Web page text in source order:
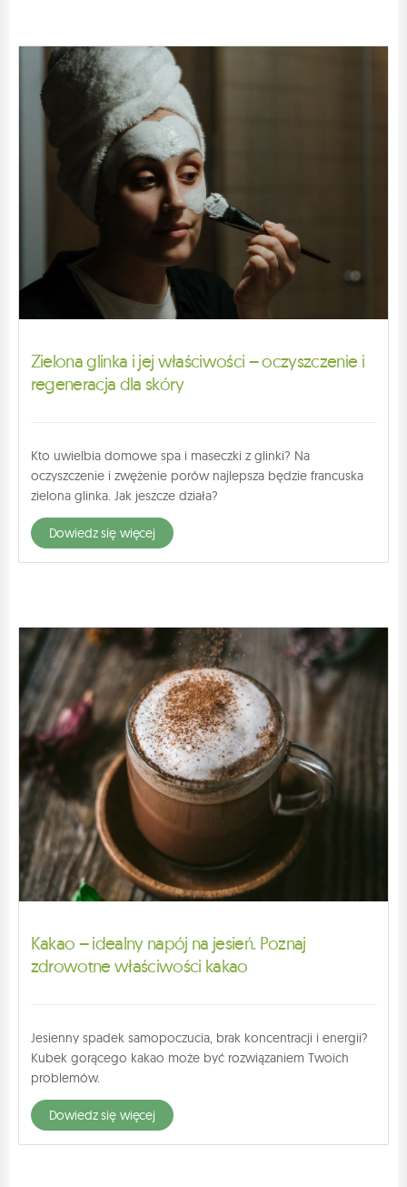
Zielona glinka i jej właściwości – oczyszczenie i
regeneracja dla skóry
Kto uwielbia domowe spa i maseczki z glinki? Na
oczyszczenie i zwężenie porów najlepsza będzie francuska
zielona glinka. Jak jeszcze działa?
dowiedz się więcej
Kakao – idealny napój na jesień. Poznaj
zdrowotne właściwości kakao
Jesienny spadek samopoczucia, brak koncentracji i energii?
Kubek gorącego kakao może być rozwiązaniem Twoich
problemów.
dowiedz się więcej